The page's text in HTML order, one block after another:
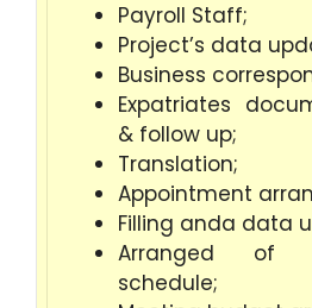
Payroll Staff;
Project’s data
Business
Expatriates
& follow up;
Translation;
Appointment
Filling anda data
Arranged of
schedule;